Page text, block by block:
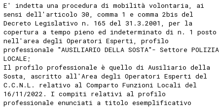
E' indetta una procedura di mobilità volontaria, ai
sensi dell'articolo 30, comma 1 e comma 2bis del
Decreto Legislativo n. 165 del 31.3.2001, per la
copertura a tempo pieno ed indeterminato di n. 1 posto
nell'area degli Operatori Esperti, profilo
professionale "AUSILIARIO DELLA SOSTA"- Settore POLIZIA
LOCALE;
Il profilo professionale è quello di Ausiliario della
Sosta, ascritto all'Area degli Operatori Esperti del
C.C.N.L. relativo al Comparto Funzioni Locali del
16/11/2022. I compiti relativi al profilo
professionale enunciati a titolo esemplificativo